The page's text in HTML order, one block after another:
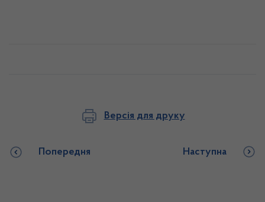
Версія для друку
Попередня Наступна